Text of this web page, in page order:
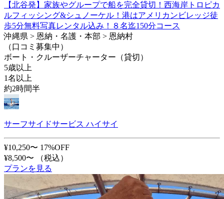
【北谷発】家族やグループで船を完全貸切！西海岸トロピカ
ルフィッシング&シュノーケル！港はアメリカンビレッジ徒
歩5分無料写真レンタル込み！８名迄150分コース
沖縄県 > 恩納・名護・本部 > 恩納村
（口コミ募集中）
ボート・クルーザーチャーター（貸切）
5歳以上
1名以上
約2時間半
サーフサイドサービス ハイサイ
¥10,250〜 17%OFF
¥8,500〜
（税込）
プランを見る